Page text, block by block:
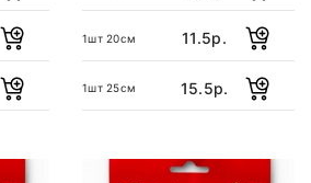
1шт 20см 11.5р.
1шт 25см 15.5р.